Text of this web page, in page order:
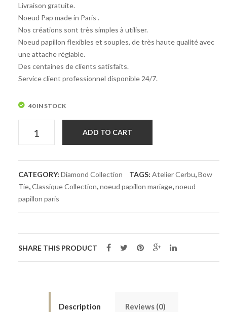
Livraison gratuite.
Noeud Pap made in Paris .
Nos créations sont très simples à utiliser.
Noeud papillon flexibles et souples, de très haute qualité avec
une attache réglable.
Des centaines de clients satisfaits.
Service client professionnel disponible 24/7.
40 IN STOCK
Noeud
Marriage
ADD TO CART
CATEGORY: Diamond Collection TAGS: Atelier Cerbu,Bow
Tie,Classique Collection,noeud papillon mariage,noeud
papillon paris
SHARE THIS PRODUCT
Description Reviews (0)